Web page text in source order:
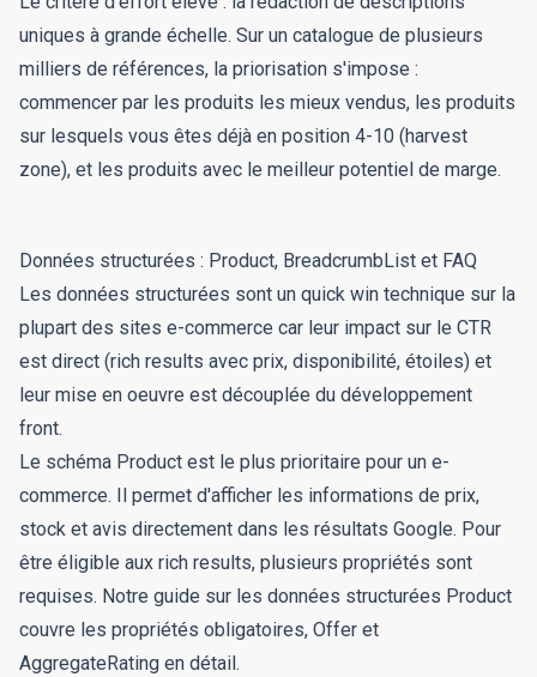
uniques à grande échelle. Sur un catalogue de plusieurs
milliers de références, la priorisation s'impose :
commencer par les produits les mieux vendus, les produits
sur lesquels vous êtes déjà en position 4-10 (harvest
zone), et les produits avec le meilleur potentiel de marge.
Données structurées : Product, BreadcrumbList et FAQ
Les données structurées sont un quick win technique sur la
plupart des sites e-commerce car leur impact sur le CTR
est direct (rich results avec prix, disponibilité, étoiles) et
leur mise en oeuvre est découplée du développement
front.
Le schéma Product est le plus prioritaire pour un e-
commerce. Il permet d'afficher les informations de prix,
stock et avis directement dans les résultats Google. Pour
être éligible aux rich results, plusieurs propriétés sont
requises. Notre guide sur les données structurées Product
couvre les propriétés obligatoires, Offer et
AggregateRating en détail.